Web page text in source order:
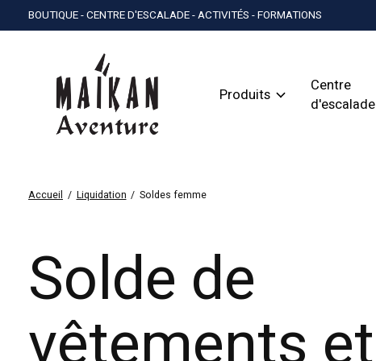
BOUTIQUE - CENTRE D'ESCALADE - ACTIVITÉS - FORMATIONS
Produits
Centre
d'escalade
Accueil / Liquidation / Soldes femme
Solde de